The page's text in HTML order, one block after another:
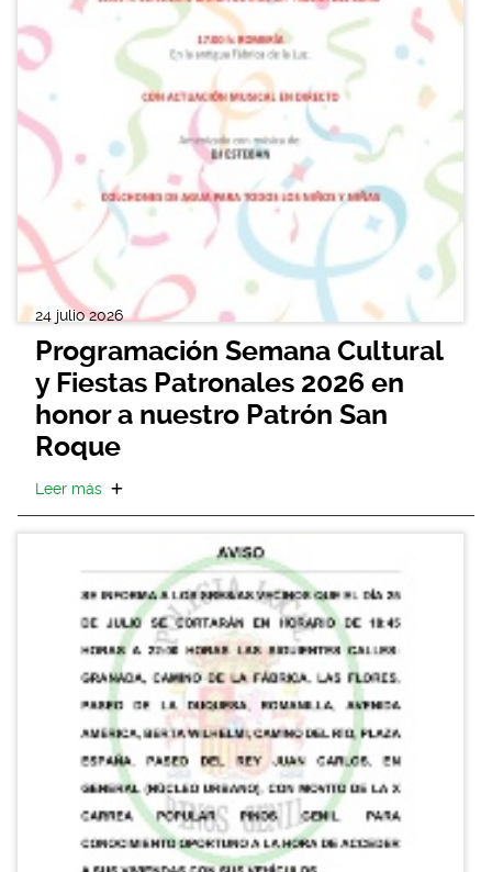
24 julio 2026
Programación Semana Cultural
y Fiestas Patronales 2026 en
honor a nuestro Patrón San
Roque
Leer más